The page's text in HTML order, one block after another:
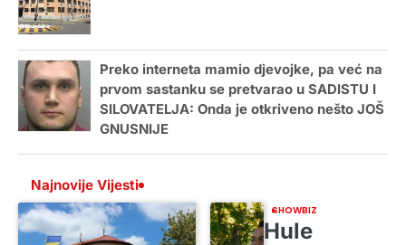
Preko interneta mamio djevojke, pa već na
prvom sastanku se pretvarao u SADISTU I
SILOVATELJA: Onda je otkriveno nešto JOŠ
GNUSNIJE
Najnovije Vijesti
SHOWBIZ
Hule